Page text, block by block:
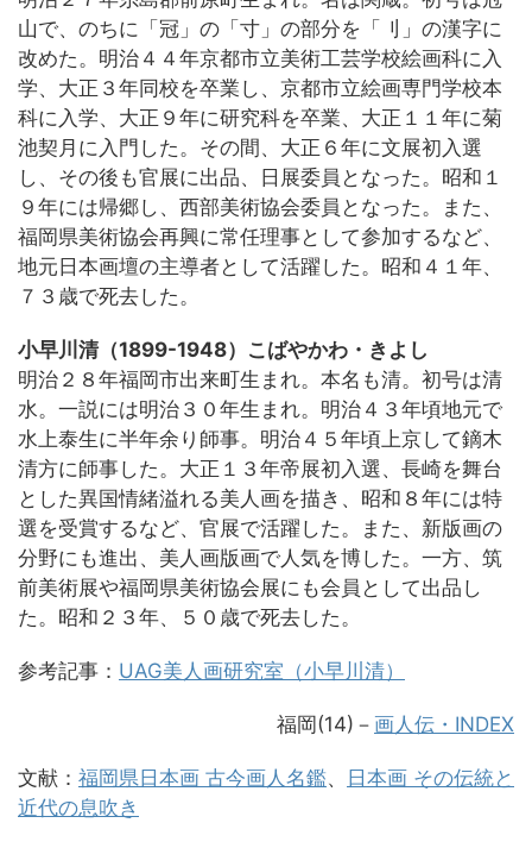
山で、のちに「冠」の「寸」の部分を「刂」の漢字に
改めた。明治４４年京都市立美術工芸学校絵画科に入
学、大正３年同校を卒業し、京都市立絵画専門学校本
科に入学、大正９年に研究科を卒業、大正１１年に菊
池契月に入門した。その間、大正６年に文展初入選
し、その後も官展に出品、日展委員となった。昭和１
９年には帰郷し、西部美術協会委員となった。また、
福岡県美術協会再興に常任理事として参加するなど、
地元日本画壇の主導者として活躍した。昭和４１年、
７３歳で死去した。
小早川清（1899-1948）こばやかわ・きよし
明治２８年福岡市出来町生まれ。本名も清。初号は清
水。一説には明治３０年生まれ。明治４３年頃地元で
水上泰生に半年余り師事。明治４５年頃上京して鏑木
清方に師事した。大正１３年帝展初入選、長崎を舞台
とした異国情緒溢れる美人画を描き、昭和８年には特
選を受賞するなど、官展で活躍した。また、新版画の
分野にも進出、美人画版画で人気を博した。一方、筑
前美術展や福岡県美術協会展にも会員として出品し
た。昭和２３年、５０歳で死去した。
参考記事： UAG美人画研究室（小早川清）
福岡(14)－ 画人伝・INDEX
文献： 福岡県日本画 古今画人名鑑、
日本画 その伝統と
近代の息吹き